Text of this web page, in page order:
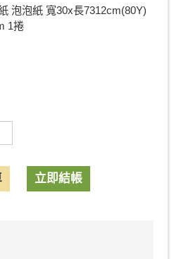
泡泡紙 寬30x長7312cm(80Y)
1捲